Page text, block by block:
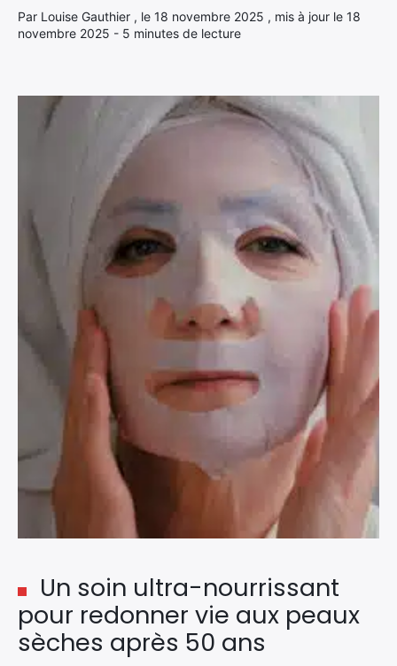
Par Louise Gauthier , le 18 novembre 2025 , mis à jour le 18
novembre 2025 - 5 minutes de lecture
Un soin ultra-nourrissant
pour redonner vie aux peaux
sèches après 50 ans